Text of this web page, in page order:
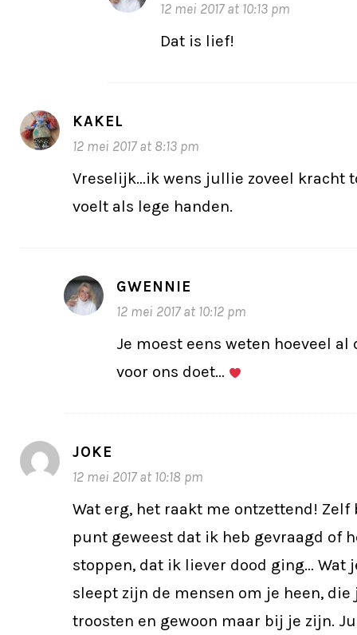
12 mei 2017 at 10:13 pm
Dat is lief!
KAKEL
12 mei 2017 at 8:13 pm
Vreselijk…ik wens jullie zoveel kracht
voelt als lege handen.
GWENNIE
12 mei 2017 at 10:12 pm
Je moest eens weten hoeveel al
voor ons doet…
JOKE
12 mei 2017 at 10:18 pm
Wat erg, het raakt me ontzettend! Zelf
punt geweest dat ik heb gevraagd of
stoppen, dat ik liever dood ging… Wat
sleept zijn de mensen om je heen, die
troosten en gewoon maar bij je zijn.